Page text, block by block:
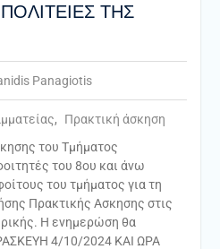
ΤΗΣ
Panagiotis
,
Πρακτική άσκηση
του Τμήματος
του 8ου και άνω
του τμήματος για τη
Πρακτικής Ασκησης στις
Η ενημερώση θα
4/10/2024 ΚΑΙ ΩΡΑ